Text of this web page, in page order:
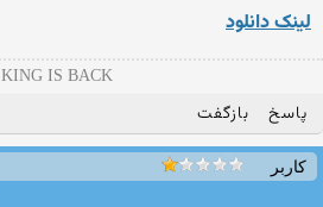
لینک دانلود
KING IS BACK
پاسخ بازگفت
کاربر